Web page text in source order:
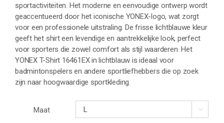
sportactiviteiten. Het moderne en eenvoudige ontwerp wordt
geaccentueerd door het iconische YONEX-logo, wat zorgt
voor een professionele uitstraling. De frisse lichtblauwe kleur
geeft het shirt een levendige en aantrekkelijke look, perfect
voor sporters die zowel comfort als stijl waarderen. Het
YONEX T-Shirt 16461EX in lichtblauw is ideaal voor
badmintonspelers en andere sportliefhebbers die op zoek
zijn naar hoogwaardige sportkleding.
Maat 